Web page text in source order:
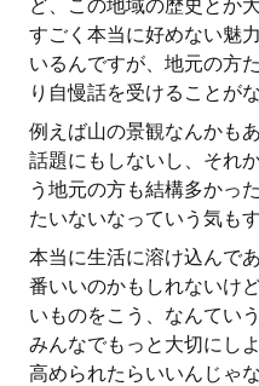
ど、この地域の歴史とか
すごく本当に好めない魅
いるんですが、地元の方
り自慢話を受けることが
例えば山の景観なんかも
話題にもしないし、それ
う地元の方も結構多かっ
たいないなっていう気も
本当に生活に溶け込んで
番いいのかもしれないけ
いものをこう、なんてい
みんなでもっと大切にし
高められたらいいんじゃ